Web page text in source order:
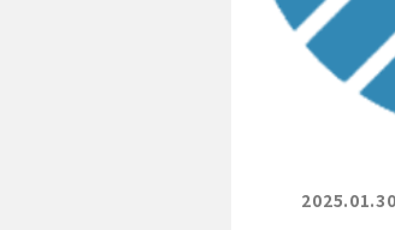
2025.01.30